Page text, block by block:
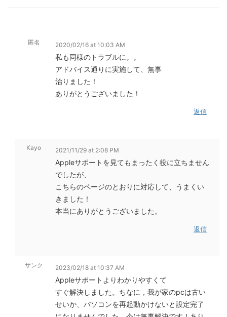
匿名 2020/02/16 at 10:03 AM
私も同様のトラブルに。。
アドバイス通りに実施して、無事
治りました！
ありがとうございました！
返信
Kayo 2021/11/29 at 2:08 PM
Appleサポートを見てもまったく役に立ちません
でしたが、
こちらのページのとおりに対応して、うまくい
きました！
本当にありがとうございました。
返信
サンク 2023/02/18 at 10:37 AM
Appleサポートよりわかりやすくて
すぐ解決しました。ちなに，我が家のpcは古い
せいか、パソコンを再起動かけないと設定完了